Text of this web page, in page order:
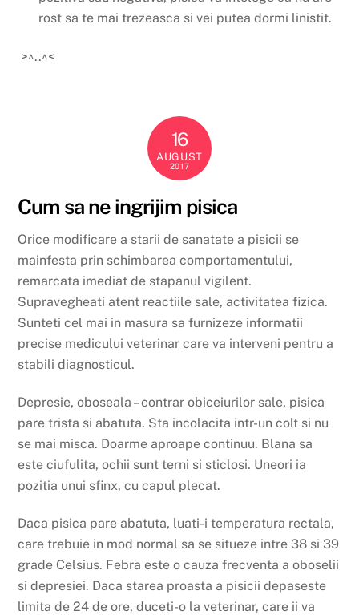
rost sa te mai trezeasca si vei putea dormi linistit.
>^..^<
16
AUGUST
2017
Cum sa ne ingrijim pisica
Orice modificare a starii de sanatate a pisicii se
mainfesta prin schimbarea comportamentului,
remarcata imediat de stapanul vigilent.
Supravegheati atent reactiile sale, activitatea fizica.
Sunteti cel mai in masura sa furnizeze informatii
precise medicului veterinar care va interveni pentru a
stabili diagnosticul.
Depresie, oboseala – contrar obiceiurilor sale, pisica
pare trista si abatuta. Sta incolacita intr-un colt si nu
se mai misca. Doarme aproape continuu. Blana sa
este ciufulita, ochii sunt terni si sticlosi. Uneori ia
pozitia unui sfinx, cu capul plecat.
Daca pisica pare abatuta, luati-i temperatura rectala,
care trebuie in mod normal sa se situeze intre 38 si 39
grade Celsius. Febra este o cauza frecventa a oboselii
si depresiei. Daca starea proasta a pisicii depaseste
limita de 24 de ore, duceti-o la veterinar, care ii va